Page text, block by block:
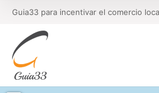
Guia33 para incentivar el comercio